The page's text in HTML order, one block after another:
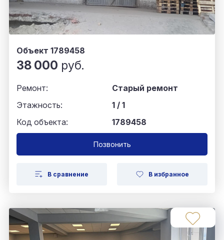
Объект 1789458
38 000 руб.
Ремонт:
Старый ремонт
Этажность:
1 / 1
Код объекта:
1789458
Позвонить
В сравнение В избранное